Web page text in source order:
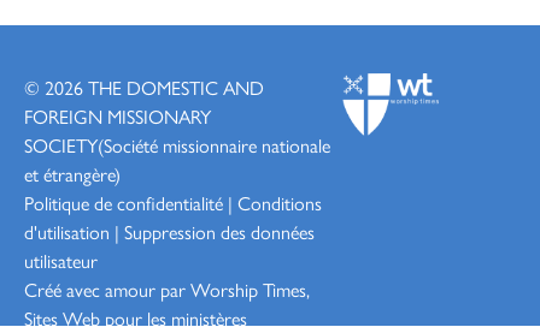
© 2026THE DOMESTIC AND
FOREIGN MISSIONARY
SOCIETY(Société missionnaire nationale
et étrangère)
Politique de confidentialité | Conditions
d'utilisation | Suppression des données
utilisateur
Créé avec amour par WorshipTimes,
Sites Web pour les ministères